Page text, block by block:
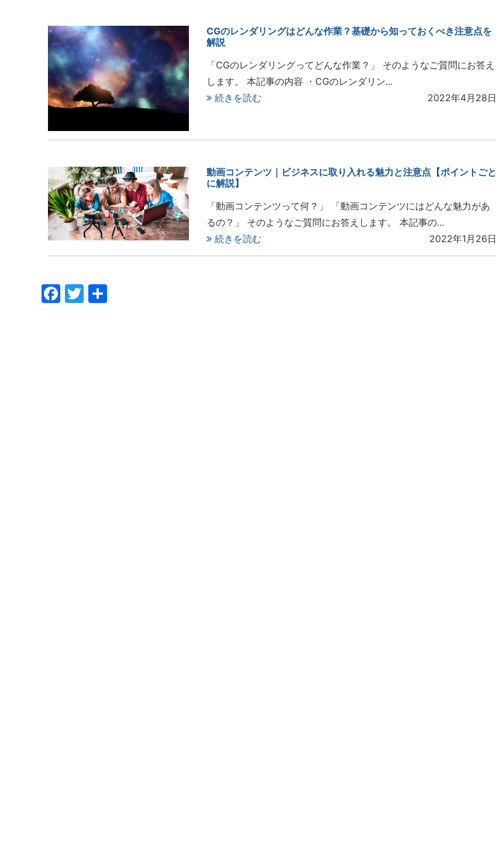
CGのレンダリングはどんな作業？基礎から知っておくべき注意点を
解説
「CGのレンダリングってどんな作業？」 そのようなご質問にお答え
します。 本記事の内容 ・CGのレンダリン...
続きを読む
2022年4月28日
動画コンテンツ｜ビジネスに取り入れる魅力と注意点【ポイントごと
に解説】
「動画コンテンツって何？」 「動画コンテンツにはどんな魅力があ
るの？」 そのようなご質問にお答えします。 本記事の...
続きを読む
2022年1月26日
Facebook
Twitter